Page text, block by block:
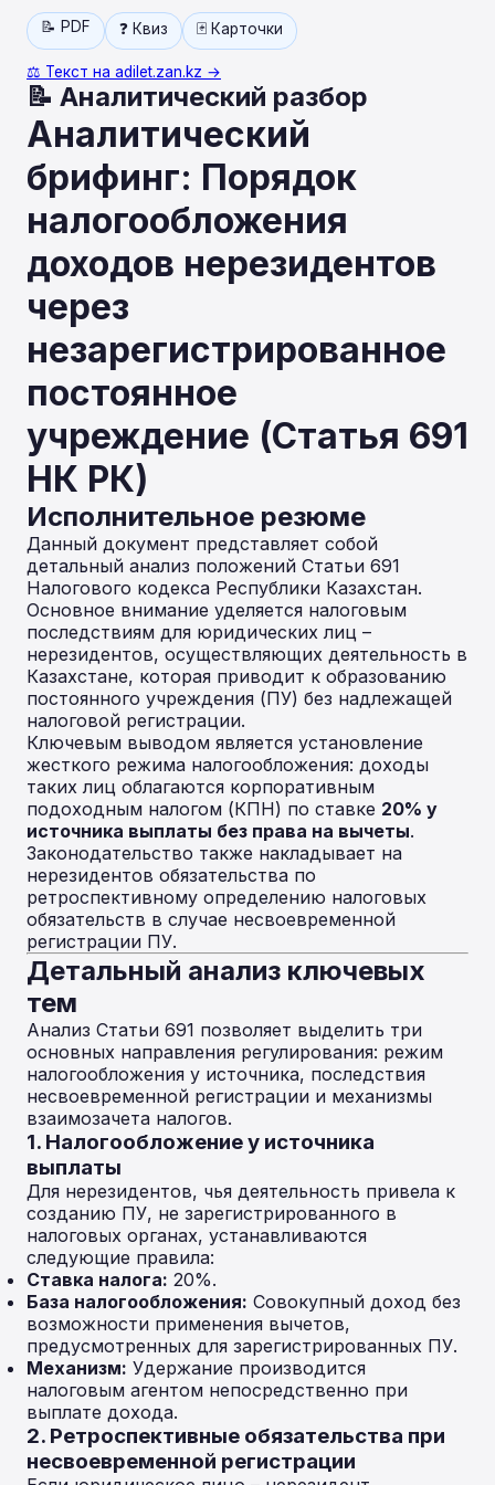
📝 PDF ❓ Квиз 🃏 Карточки
⚖️ Текст на adilet.zan.kz →
📝 Аналитический разбор
Аналитический
брифинг: Порядок
налогообложения
доходов нерезидентов
через
незарегистрированное
постоянное
учреждение (Статья 691
НК РК)
Исполнительное резюме
Данный документ представляет собой
детальный анализ положений Статьи 691
Налогового кодекса Республики Казахстан.
Основное внимание уделяется налоговым
последствиям для юридических лиц –
нерезидентов, осуществляющих деятельность в
Казахстане, которая приводит к образованию
постоянного учреждения (ПУ) без надлежащей
налоговой регистрации.
Ключевым выводом является установление
жесткого режима налогообложения: доходы
таких лиц облагаются корпоративным
подоходным налогом (КПН) по ставке 20% у
источника выплаты без права на вычеты.
Законодательство также накладывает на
нерезидентов обязательства по
ретроспективному определению налоговых
обязательств в случае несвоевременной
регистрации ПУ.
Детальный анализ ключевых
тем
Анализ Статьи 691 позволяет выделить три
основных направления регулирования: режим
налогообложения у источника, последствия
несвоевременной регистрации и механизмы
взаимозачета налогов.
1. Налогообложение у источника
выплаты
Для нерезидентов, чья деятельность привела к
созданию ПУ, не зарегистрированного в
налоговых органах, устанавливаются
следующие правила:
Ставка налога: 20%.
База налогообложения: Совокупный доход без
возможности применения вычетов,
предусмотренных для зарегистрированных ПУ.
Механизм: Удержание производится
налоговым агентом непосредственно при
выплате дохода.
2. Ретроспективные обязательства при
несвоевременной регистрации